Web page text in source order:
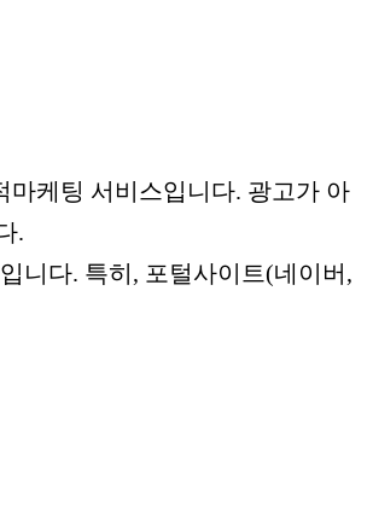
마케팅 서비스입니다. 광고가 아
.
니다. 특히, 포털사이트(네이버,